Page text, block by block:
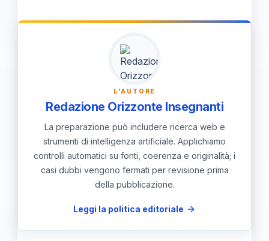
il momento. Ricorda che il karaoke è
un'attività sociale dove l'importante è
participare e creare ricordi con gli altri,
piuttosto che preoccuparsi di essere
L'AUTORE
Redazione Orizzonte Insegnanti
La preparazione può includere ricerca web e
strumenti di intelligenza artificiale. Applichiamo
controlli automatici su fonti, coerenza e originalità; i
casi dubbi vengono fermati per revisione prima
della pubblicazione.
Leggi la politica editoriale